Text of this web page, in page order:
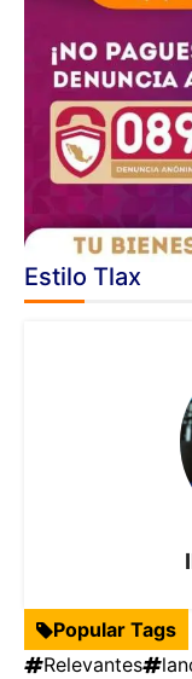
Estilo Tlax
Popular Tags
Relevantes